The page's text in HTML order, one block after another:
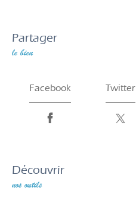
partager
le bien
Facebook Twitter
découvrir
nos outils